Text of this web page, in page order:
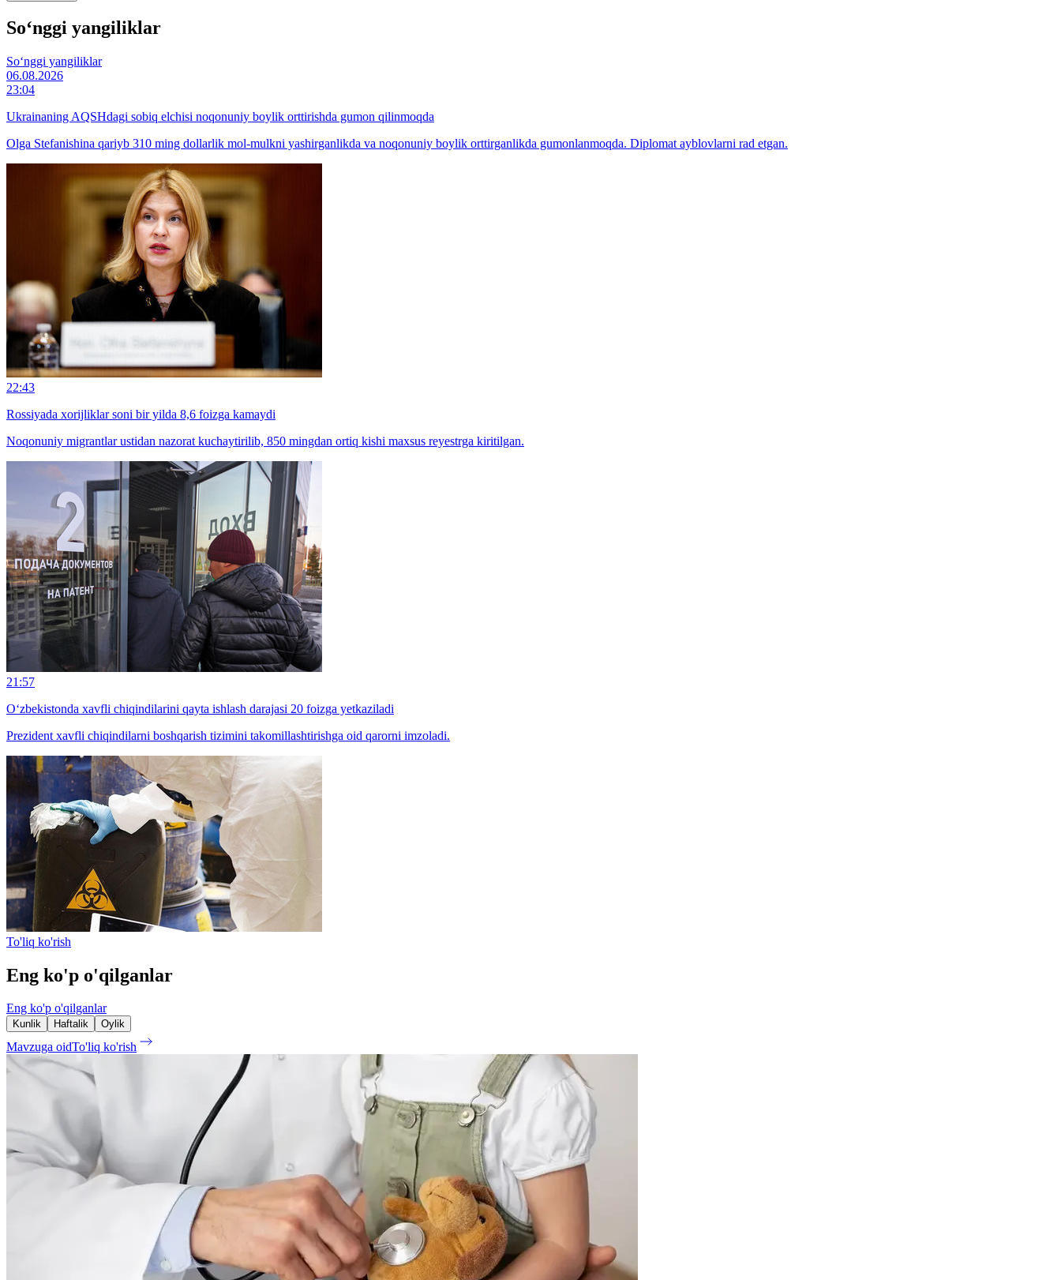
So‘nggi yangiliklar
So‘nggi yangiliklar
06.08.2026
23:04
Ukrainaning AQSHdagi sobiq elchisi noqonuniy boylik orttirishda gumon qilinmoqda
Olga Stefanishina qariyb 310 ming dollarlik mol-mulkni yashirganlikda va noqonuniy boylik orttirganlikda gumonlanmoqda. Diplomat ayblovlarni rad etgan.
22:43
Rossiyada xorijliklar soni bir yilda 8,6 foizga kamaydi
Noqonuniy migrantlar ustidan nazorat kuchaytirilib, 850 mingdan ortiq kishi maxsus reyestrga kiritilgan.
21:57
O‘zbekistonda xavfli chiqindilarini qayta ishlash darajasi 20 foizga yetkaziladi
Prezident xavfli chiqindilarni boshqarish tizimini takomillashtirishga oid qarorni imzoladi.
To'liq ko'rish
Eng ko'p o'qilganlar
Eng ko'p o'qilganlar
Kunlik Haftalik Oylik
Mavzuga oidTo'liq ko'rish